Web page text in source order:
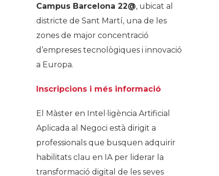
Campus Barcelona 22@, ubicat al
districte de Sant Martí, una de les
zones de major concentració
d’empreses tecnològiques i innovació
a Europa.
Inscripcions i més informació
El Màster en Intel·ligència Artificial
Aplicada al Negoci està dirigit a
professionals que busquen adquirir
habilitats clau en IA per liderar la
transformació digital de les seves